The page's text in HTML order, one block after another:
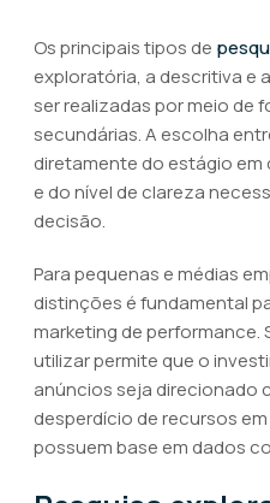
Os principais tipos de
exploratória, a descritiva e
ser realizadas por meio de
secundárias. A escolha
diretamente do estágio
e do nível de clareza
decisão.
Para pequenas e médias
distinções é fundamental
marketing de performance.
utilizar permite que o
anúncios seja direcionado
desperdício de recursos
possuem base em dados